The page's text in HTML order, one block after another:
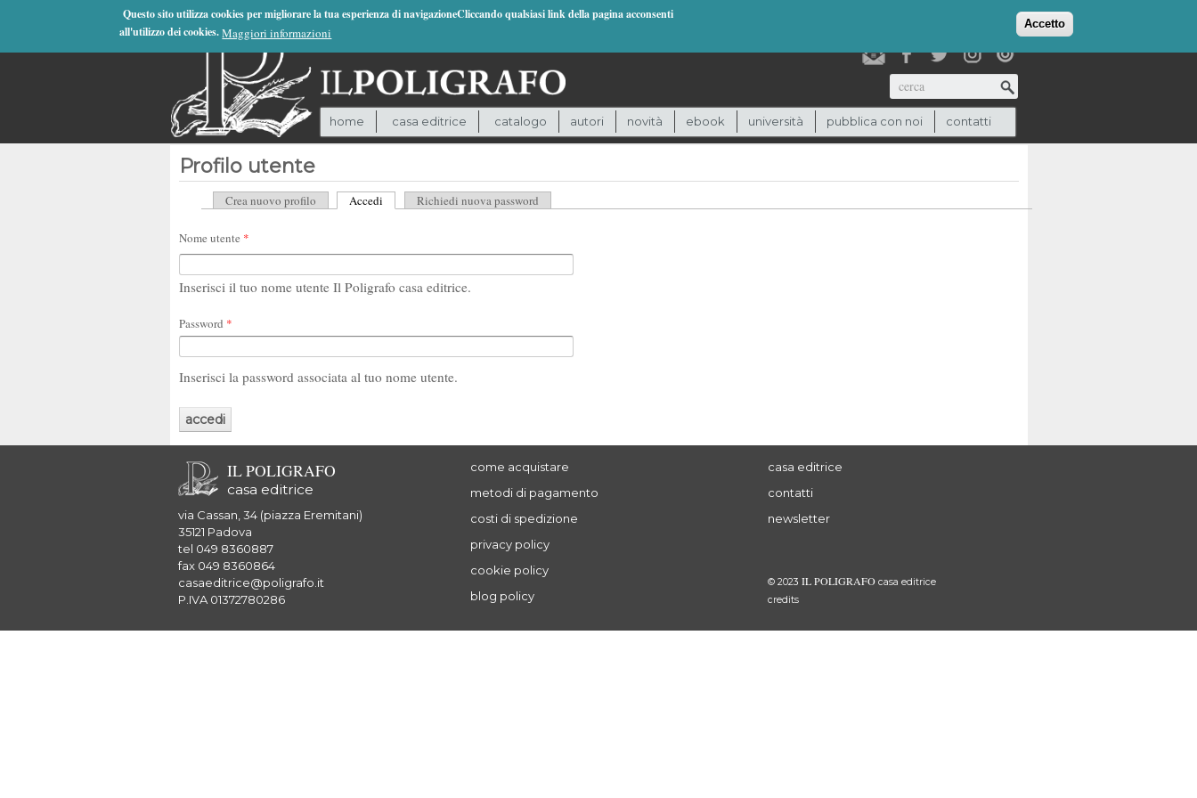
Questo sito utilizza cookies per migliorare la tua esperienza di navigazioneCliccando qualsiasi link della pagina acconsenti
all'utilizzo dei cookies. Maggiori informazioni
Accetto
(0)
Cerca
home casa editrice catalogo autori novità ebook università pubblica con noi contatti
Profilo utente
Schede primarie
Crea nuovo profilo Accedi (scheda attiva)
Richiedi nuova password
Nome utente *
Inserisci il tuo nome utente Il Poligrafo casa editrice.
Password *
Inserisci la password associata al tuo nome utente.
IL POLIGRAFO
casa editrice
via Cassan, 34 (piazza Eremitani)
35121 Padova
tel 049 8360887
fax 049 8360864
casaeditrice@poligrafo.it
P.IVA 01372780286
come acquistare
metodi di pagamento
costi di spedizione
privacy policy
cookie policy
blog policy
casa editrice
contatti
newsletter
© 2023 IL POLIGRAFO casa editrice
credits